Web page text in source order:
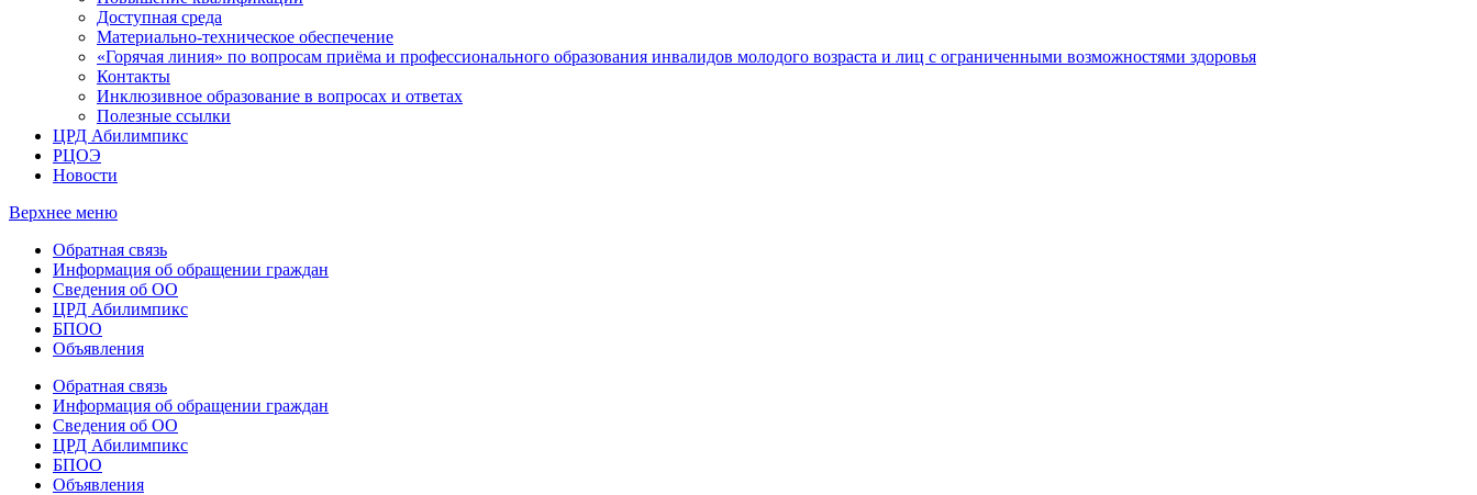
Доступная среда
Материально-техническое обеспечение
«Горячая линия» по вопросам приёма и профессионального образования инвалидов молодого возраста и лиц с ограниченными возможностями здоровья
Контакты
Инклюзивное образование в вопросах и ответах
Полезные ссылки
ЦРД Абилимпикс
РЦОЭ
Новости
Верхнее меню
Обратная связь
Информация об обращении граждан
Сведения об ОО
ЦРД Абилимпикс
БПОО
Объявления
Обратная связь
Информация об обращении граждан
Сведения об ОО
ЦРД Абилимпикс
БПОО
Объявления